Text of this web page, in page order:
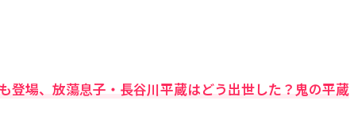
登場、放蕩息子・長谷川平蔵はどう出世した？鬼の平蔵